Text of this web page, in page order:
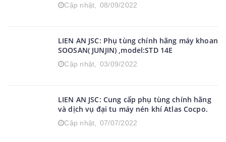
Cập nhật, 08/09/2022
LIEN AN JSC: Phụ tùng chính hãng máy khoan
SOOSAN( JUNJIN) ,model:STD 14E
Cập nhật, 03/09/2022
LIEN AN JSC: Cung cấp phụ tùng chính hãng
và dịch vụ đại tu máy nén khí Atlas Cocpo.
Cập nhật, 07/07/2022